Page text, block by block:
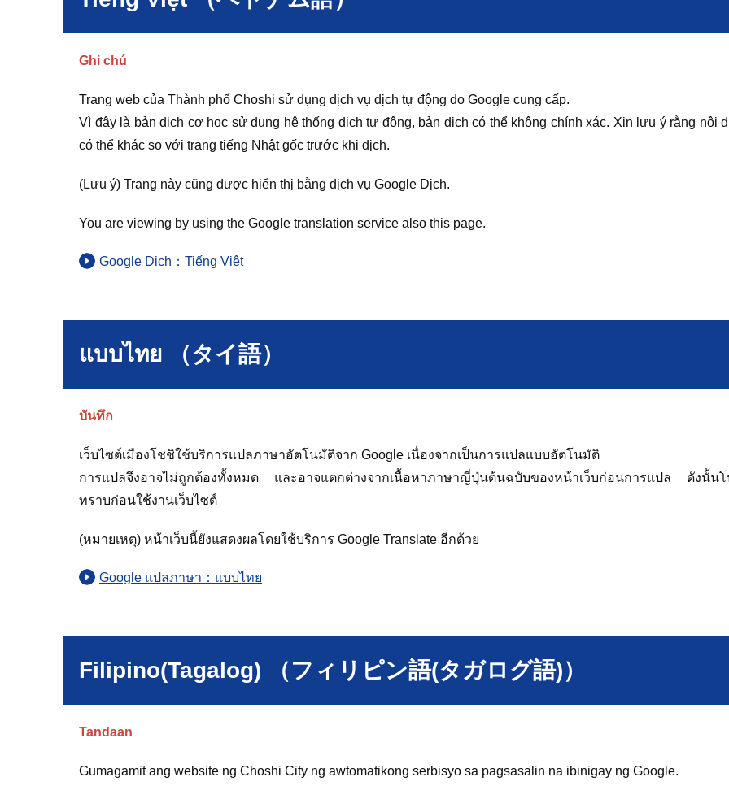
Ghi chú
Trang web của Thành phố Choshi sử dụng dịch vụ dịch tự động do Google cung cấp.
Vì đây là bản dịch cơ học sử dụng hệ thống dịch tự động, bản dịch có thể không chính xác. Xin lưu ý rằng nội
có thể khác so với trang tiếng Nhật gốc trước khi dịch.
(Lưu ý) Trang này cũng được hiển thị bằng dịch vụ Google Dịch.
You are viewing by using the Google translation service also this page.
Google Dịch：Tiếng Việt
แบบไทย （タイ語）
บันทึก
เว็บไซต์เมืองโชชิใช้บริการแปลภาษาอัตโนมัติจาก Google เนื่องจากเป็นการแปลแบบอัตโนมัติ
การแปลจึงอาจไม่ถูกต้องทั้งหมด และอาจแตกต่างจากเนื้อหาภาษาญี่ปุ่นต้นฉบับของหน้าเว็บก่อนการแปล ดังนั้นโ
ทราบก่อนใช้งานเว็บไซต์
(หมายเหตุ) หน้าเว็บนี้ยังแสดงผลโดยใช้บริการ Google Translate อีกด้วย
Google แปลภาษา：แบบไทย
Filipino(Tagalog) （フィリピン語(タガログ語)）
Tandaan
Gumagamit ang website ng Choshi City ng awtomatikong serbisyo sa pagsasalin na ibinigay ng Google.